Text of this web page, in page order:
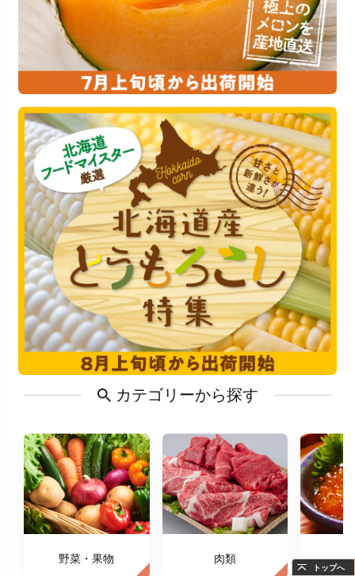
カテゴリーから探す
野菜・果物 肉類
トップへ